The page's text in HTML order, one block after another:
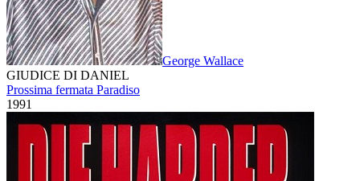
George Wallace
GIUDICE DI DANIEL
Prossima fermata Paradiso
1991